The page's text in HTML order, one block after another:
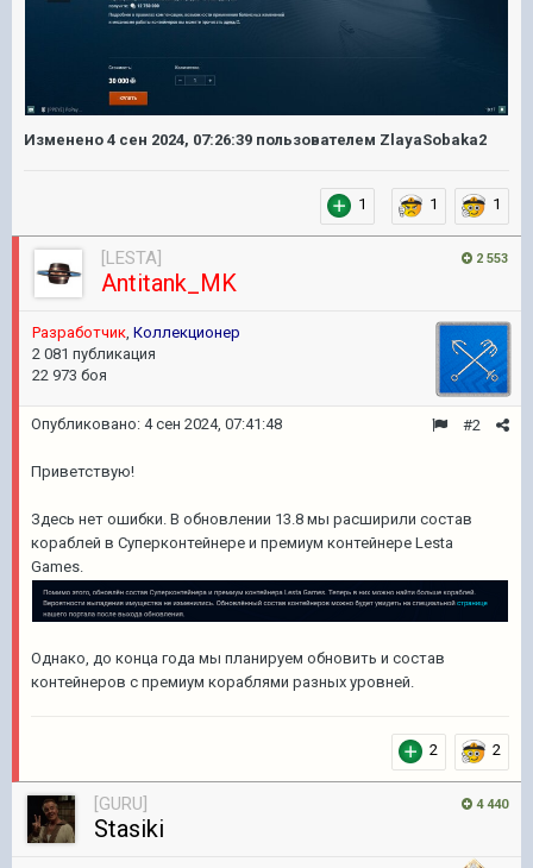
Изменено 4 сен 2024, 07:26:39 пользователем ZlayaSobaka2
1 1 1
2 553
[LESTA]
Antitank_MK
Разработчик, Коллекционер
2 081 публикация
22 973 боя
#2
Опубликовано: 4 сен 2024, 07:41:48
Приветствую!
Здесь нет ошибки. В обновлении 13.8 мы расширили состав
кораблей в Суперконтейнере и премиум контейнере Lesta
Games.
Однако, до конца года мы планируем обновить и состав
контейнеров с премиум кораблями разных уровней.
2 2
4 440
[GURU]
Stasiki